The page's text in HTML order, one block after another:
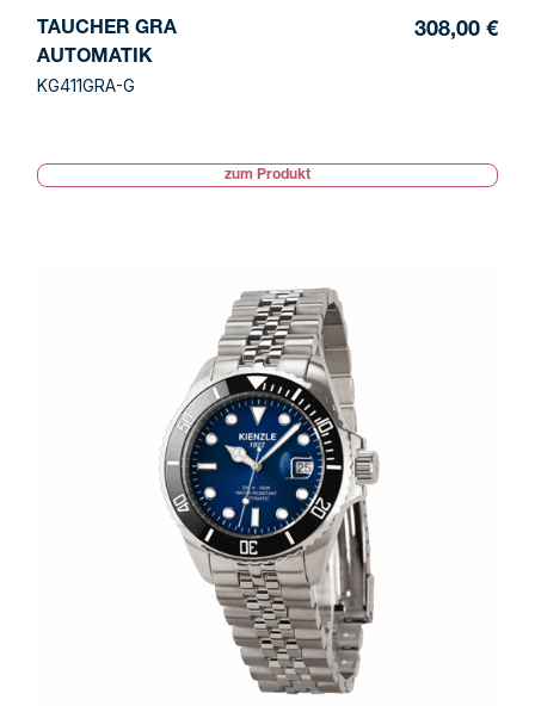
TAUCHER GRA
AUTOMATIK
KG411GRA-G
308,00 €
zum Produkt